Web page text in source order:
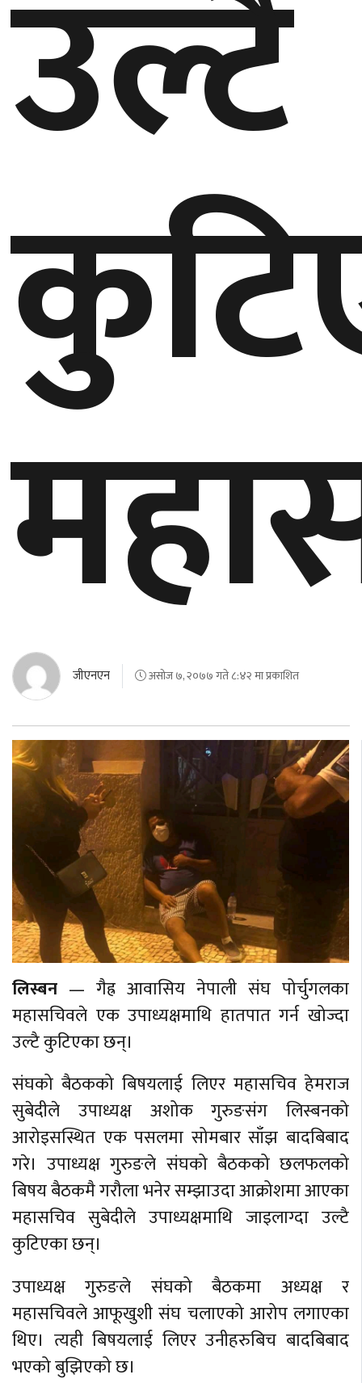
उल्टै
जीएनएन असोज ७, २०७७ गते ८:४२ मा प्रकाशित
लिस्बन — गैह्र आवासिय नेपाली संघ पोर्चुगलका
महासचिवले एक उपाध्यक्षमाथि हातपात गर्न खोज्दा
उल्टै कुटिएका छन्।
संघको बैठकको बिषयलाई लिएर महासचिव हेमराज
सुबेदीले उपाध्यक्ष अशोक गुरुङसंग लिस्बनको
आरोइसस्थित एक पसलमा सोमबार साँझ बादबिबाद
गरे। उपाध्यक्ष गुरुङले संघको बैठकको छलफलको
बिषय बैठकमै गरौला भनेर सम्झाउदा आक्रोशमा आएका
महासचिव सुबेदीले उपाध्यक्षमाथि जाइलाग्दा उल्टै
कुटिएका छन्।
उपाध्यक्ष गुरुङले संघको बैठकमा अध्यक्ष र
महासचिवले आफूखुशी संघ चलाएको आरोप लगाएका
थिए। त्यही बिषयलाई लिएर उनीहरुबिच बादबिबाद
भएको बुझिएको छ।